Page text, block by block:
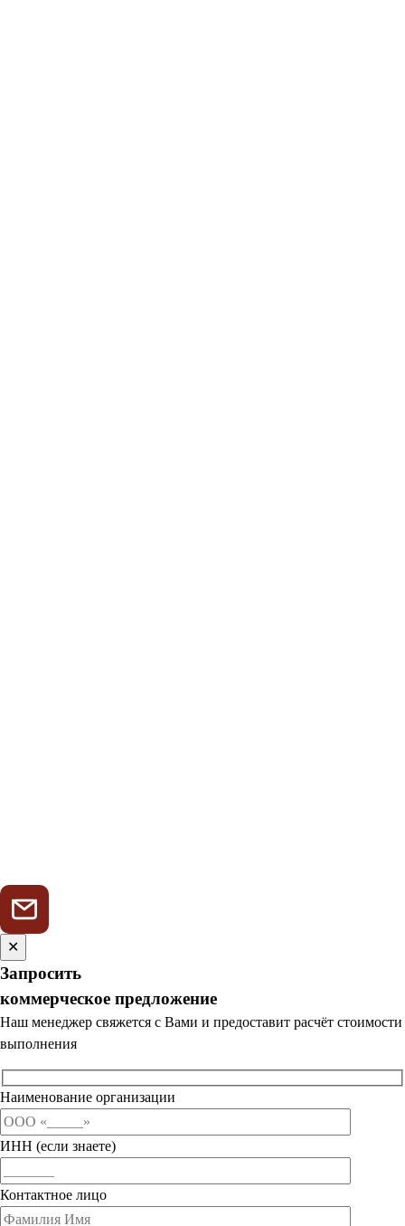
✕
Запросить
коммерческое предложение
Наш менеджер свяжется с Вами и предоставит расчёт стоимости
выполнения
Наименование организации
ИНН (если знаете)
Контактное лицо